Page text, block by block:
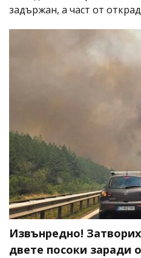
задържан, а част от
Извънредно!
двете посоки заради